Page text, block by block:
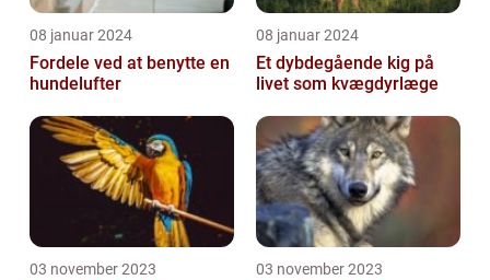
08 januar 2024
Fordele ved at benytte en
hundelufter
08 januar 2024
Et dybdegående kig på
livet som kvægdyrlæge
03 november 2023 03 november 2023